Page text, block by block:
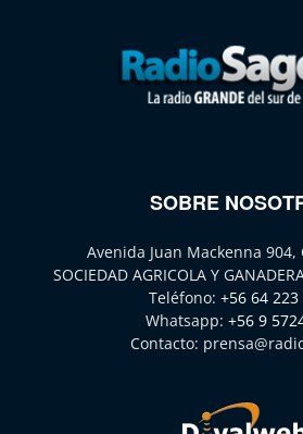
SOBRE
Avenida Juan Mackenna
SOCIEDAD AGRICOLA Y
Teléfono: +56 64 223
Whatsapp: +56 9
Contacto: